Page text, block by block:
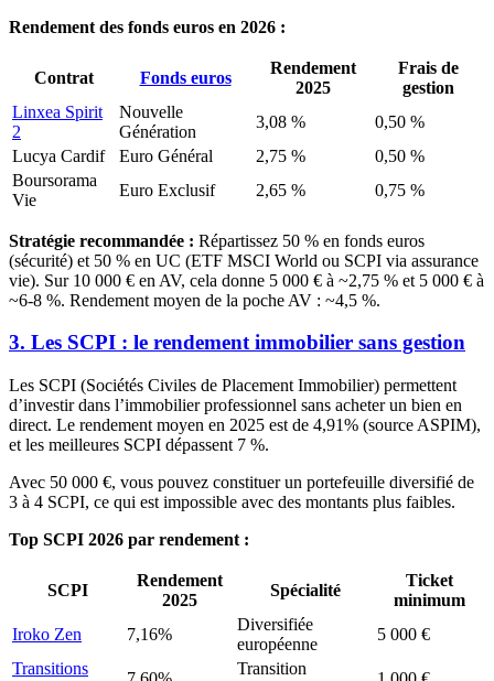
Rendement des fonds euros en 2026 :
Contrat Fonds euros
Rendement
2025
Frais de
gestion
Linxea Spirit
2
Nouvelle
Génération
3,08 %
0,50 %
Lucya Cardif
Euro Général 2,75 %
0,50 %
Boursorama
Vie
Euro Exclusif 2,65 % 0,75 %
Stratégie recommandée : Répartissez 50 % en fonds euros
(sécurité) et 50 % en UC (ETF MSCI World ou SCPI via assurance
vie). Sur 10 000 € en AV, cela donne 5 000 € à ~2,75 % et 5 000 € à
~6-8 %. Rendement moyen de la poche AV : ~4,5 %.
3. Les SCPI : le rendement immobilier sans gestion
Les SCPI (Sociétés Civiles de Placement Immobilier) permettent
d’investir dans l’immobilier professionnel sans acheter un bien en
direct. Le rendement moyen en 2025 est de 4,91% (source ASPIM),
et les meilleures SCPI dépassent 7 %.
Avec 50 000 €, vous pouvez constituer un portefeuille diversifié de
3 à 4 SCPI, ce qui est impossible avec des montants plus faibles.
Top SCPI 2026 par rendement :
SCPI
Rendement
2025
Spécialité
Ticket
minimum
Iroko Zen
7,16%
Diversifiée
européenne
5 000 €
Transitions
Transition